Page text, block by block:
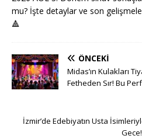
mu? İşte detaylar ve son
🔺
ÖNCEKI
Midas’ın Kulakları
Fetheden Sır! Bu
İzmir’de Edebiyatın Usta